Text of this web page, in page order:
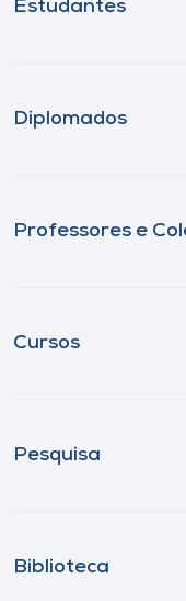
Estudantes
Diplomados
Professores e
Cursos
Pesquisa
Biblioteca